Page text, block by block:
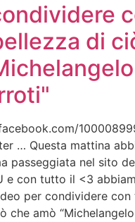
di
… Questa mattina
passeggiata nel sito
e con tutto il <3
per condividere
che amò “Michelangelo